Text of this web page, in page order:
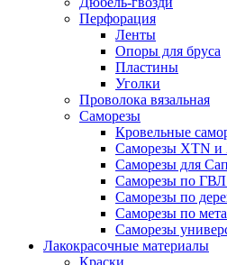
Перфорация
Ленты
Опоры для бруса
Пластины
Уголки
Проволока вязальная
Саморезы
Кровельные
Саморезы XTN
Саморезы для
Саморезы по
Саморезы по
Саморезы по
Саморезы
Лакокрасочные материалы
Краски